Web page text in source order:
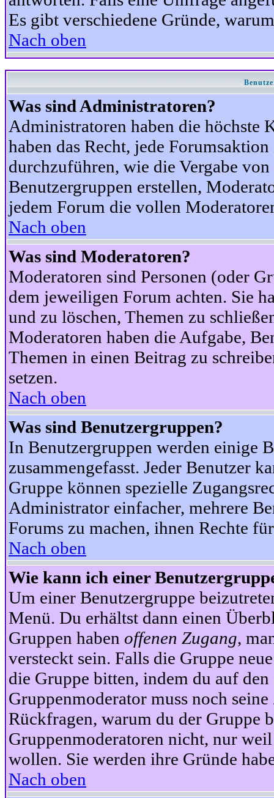
Es gibt verschiedene Gründe,
Nach oben
Was sind Administratoren?
Administratoren haben die höchste
haben das Recht, jede
durchzuführen, wie die Vergabe
Benutzergruppen erstellen,
jedem Forum die vollen
Nach oben
Was sind Moderatoren?
Moderatoren sind Personen (oder
dem jeweiligen Forum achten. Sie
und zu löschen, Themen zu
Moderatoren haben die Aufgabe,
Themen in einen Beitrag zu
setzen.
Nach oben
Was sind Benutzergruppen?
In Benutzergruppen werden einige
zusammengefasst. Jeder Benutzer
Gruppe können spezielle
Administrator einfacher, mehrere
Forums zu machen, ihnen Rechte
Nach oben
Wie kann ich einer
Um einer Benutzergruppe
Menü. Du erhältst dann einen
Gruppen haben offenen Zugang,
versteckt sein. Falls die Gruppe
die Gruppe bitten, indem du auf
Gruppenmoderator muss noch
Rückfragen, warum du der Gruppe
Gruppenmoderatoren nicht, nur
wollen. Sie werden ihre Gründe
Nach oben